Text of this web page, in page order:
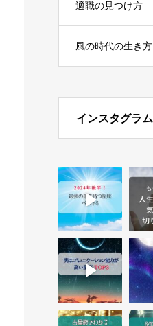
適職の見つけ方
風の時代の生き方
インスタグラム